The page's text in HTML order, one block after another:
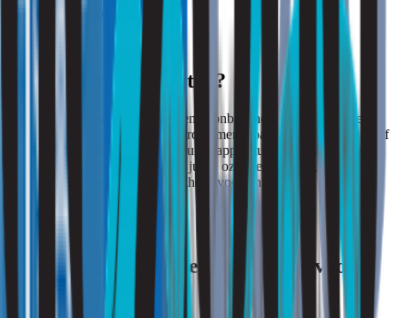
Zie ook: hooikoorts klachten
Waar moet je op letten?
Het is van cruciaal belang om een ozonbehandeling alleen uit te
voeren in geval van specifieke problemen, zoals geurverwijdering of
schimmelbestrijding, en met de juiste apparatuur. Een professioneel
bedrijf, zoals Strooming, kan de juiste ozonbehandeling uitvoeren
met inachtneming van alle veiligheidsvoorschriften en
gezondheidsaspecten.
Strooming en ozonbehandelingen voor
particulieren